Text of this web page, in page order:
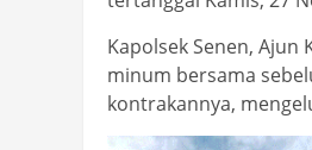
Kapolsek Senen,
minum bersama
kontrakannya,